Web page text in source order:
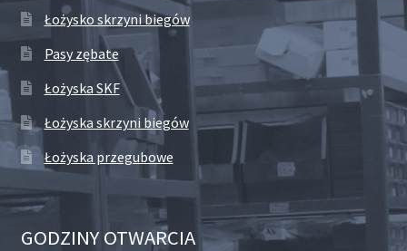
Łożysko skrzyni biegów
Pasy zębate
Łożyska SKF
Łożyska skrzyni biegów
Łożyska przegubowe
GODZINY OTWARCIA